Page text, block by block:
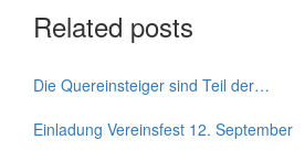
Related posts
Die Quereinsteiger sind Teil der…
Einladung Vereinsfest 12. September